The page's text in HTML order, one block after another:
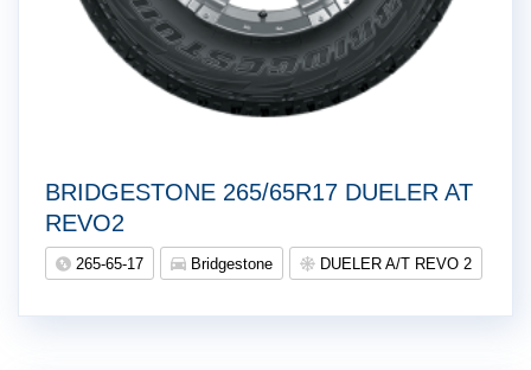
BRIDGESTONE 265/65R17 DUELER AT
REVO2
265-65-17 Bridgestone DUELER A/T REVO 2